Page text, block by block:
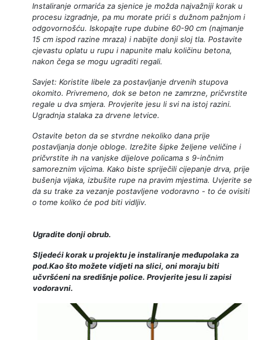
Instaliranje ormarića za sjenice je možda najvažniji korak u
procesu izgradnje, pa mu morate prići s dužnom pažnjom i
odgovornošću. Iskopajte rupe dubine 60-90 cm (najmanje
15 cm ispod razine mraza) i nabijte donji sloj tla. Postavite
cjevastu oplatu u rupu i napunite malu količinu betona,
nakon čega se mogu ugraditi regali.
Savjet: Koristite libele za postavljanje drvenih stupova
okomito. Privremeno, dok se beton ne zamrzne, pričvrstite
regale u dva smjera. Provjerite jesu li svi na istoj razini.
Ugradnja stalaka za drvene letvice.
Ostavite beton da se stvrdne nekoliko dana prije
postavljanja donje obloge. Izrežite šipke željene veličine i
pričvrstite ih na vanjske dijelove policama s 9-inčnim
samoreznim vijcima. Kako biste spriječili cijepanje drva, prije
bušenja vijaka, izbušite rupe na pravim mjestima. Uvjerite se
da su trake za vezanje postavljene vodoravno - to će ovisiti
o tome koliko će pod biti vidljiv.
Ugradite donji obrub.
Sljedeći korak u projektu je instaliranje međupolaka za
pod.Kao što možete vidjeti na slici, oni moraju biti
učvršćeni na središnje police. Provjerite jesu li zapisi
vodoravni.